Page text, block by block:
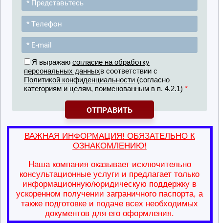
Я выражаю согласие на обработку
персональных данныхв соответствии с
Политикой конфиденциальности (согласно
категориям и целям, поименованным в п. 4.2.1) *
ОТПРАВИТЬ
ВАЖНАЯ ИНФОРМАЦИЯ! ОБЯЗАТЕЛЬНО К
ОЗНАКОМЛЕНИЮ!
Наша компания оказывает исключительно
консультационные услуги и предлагает только
информационную/юридическую поддержку в
ускоренном получении заграничного паспорта, а
также подготовке и подаче всех необходимых
документов для его оформления.